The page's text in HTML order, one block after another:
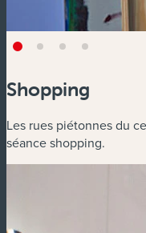
Shopping
Les rues piétonnes du
séance shopping.